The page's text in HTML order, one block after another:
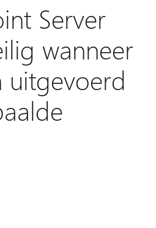
Server
wanneer
uitgevoerd